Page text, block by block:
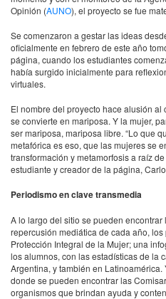
Opinión (AUNO), el proyecto se fue
Se comenzaron a gestar las ideas
oficialmente en febrero de este año
página, cuando los estudiantes
había surgido inicialmente para
virtuales.
El nombre del proyecto hace alusión
se convierte en mariposa. Y la mujer,
ser mariposa, mariposa libre. “Lo que
metafórica es eso, que las mujeres se
transformación y metamorfosis a raíz
estudiante y creador de la página,
Periodismo en clave transmedia
A lo largo del sitio se pueden
repercusión mediática de cada año,
Protección Integral de la Mujer; una
los alumnos, con las estadísticas de la
Argentina, y también en
donde se pueden encontrar las
organismos que brindan ayuda y